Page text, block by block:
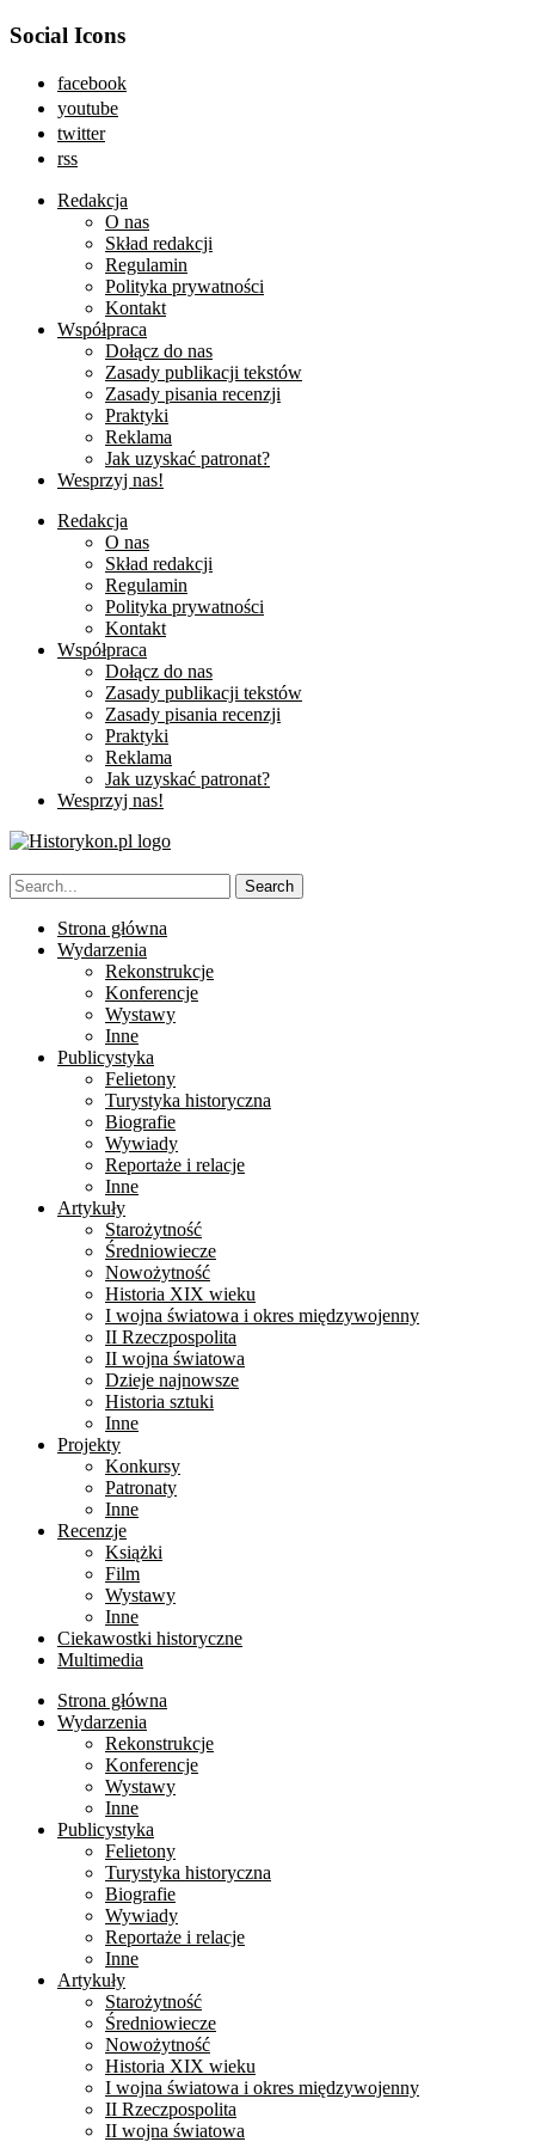
Social Icons
facebook
youtube
twitter
rss
Redakcja
O nas
Skład redakcji
Regulamin
Polityka prywatności
Kontakt
Współpraca
Dołącz do nas
Zasady publikacji tekstów
Zasady pisania recenzji
Praktyki
Reklama
Jak uzyskać patronat?
Wesprzyj nas!
Redakcja
O nas
Skład redakcji
Regulamin
Polityka prywatności
Kontakt
Współpraca
Dołącz do nas
Zasady publikacji tekstów
Zasady pisania recenzji
Praktyki
Reklama
Jak uzyskać patronat?
Wesprzyj nas!
Strona główna
Wydarzenia
Rekonstrukcje
Konferencje
Wystawy
Inne
Publicystyka
Felietony
Turystyka historyczna
Biografie
Wywiady
Reportaże i relacje
Inne
Artykuły
Starożytność
Średniowiecze
Nowożytność
Historia XIX wieku
I wojna światowa i okres międzywojenny
II Rzeczpospolita
II wojna światowa
Dzieje najnowsze
Historia sztuki
Inne
Projekty
Konkursy
Patronaty
Inne
Recenzje
Książki
Film
Wystawy
Inne
Ciekawostki historyczne
Multimedia
Strona główna
Wydarzenia
Rekonstrukcje
Konferencje
Wystawy
Inne
Publicystyka
Felietony
Turystyka historyczna
Biografie
Wywiady
Reportaże i relacje
Inne
Artykuły
Starożytność
Średniowiecze
Nowożytność
Historia XIX wieku
I wojna światowa i okres międzywojenny
II Rzeczpospolita
II wojna światowa